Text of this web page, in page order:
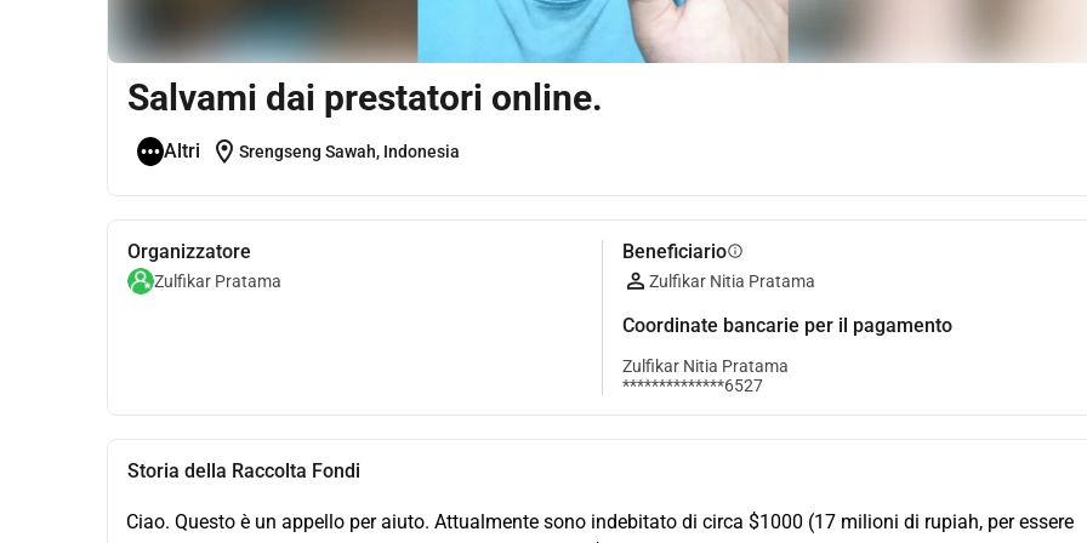
Salvami dai prestatori online.
Altri location_on Srengseng Sawah, Indonesia
Organizzatore
Zulfikar Pratama
Beneficiarioinfo
Zulfikar Nitia Pratama
Coordinate bancarie per il pagamento
Zulfikar Nitia Pratama
**************6527
Storia della Raccolta Fondi
Ciao. Questo è un appello per aiuto. Attualmente sono indebitato di circa $1000 (17 milioni di rupiah, per essere